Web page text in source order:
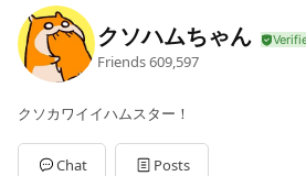
クソハムちゃん
Friends609,597
クソカワイイハムスター！
Chat Posts